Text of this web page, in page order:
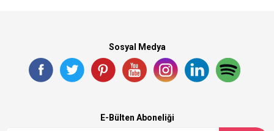
Sosyal Medya
E-Bülten Aboneliği